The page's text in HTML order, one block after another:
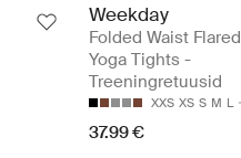
Weekday
Folded Waist Flared
Yoga Tights -
Treeningretuusid
XXS XS S M L
37.99 €